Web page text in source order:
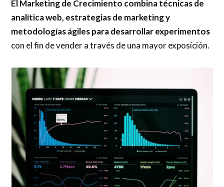
El Marketing de Crecimiento combina técnicas de
analítica web, estrategias de marketing y
metodologías ágiles para desarrollar experimentos
con el fin de vender a través de una mayor exposición.